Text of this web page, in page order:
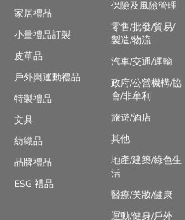
家居禮品
小量禮品訂製
皮革品
戶外與運動禮品
特製禮品
文具
紡織品
品牌禮品
ESG 禮品
保險及風險管理
零售/批發/貿易/
製造/物流
汽車/交通/運輸
政府/公營機構/協
會/非牟利
旅遊/酒店
其他
地產/建築/綠色生
活
醫療/美妝/健康
運動/健身/戶外